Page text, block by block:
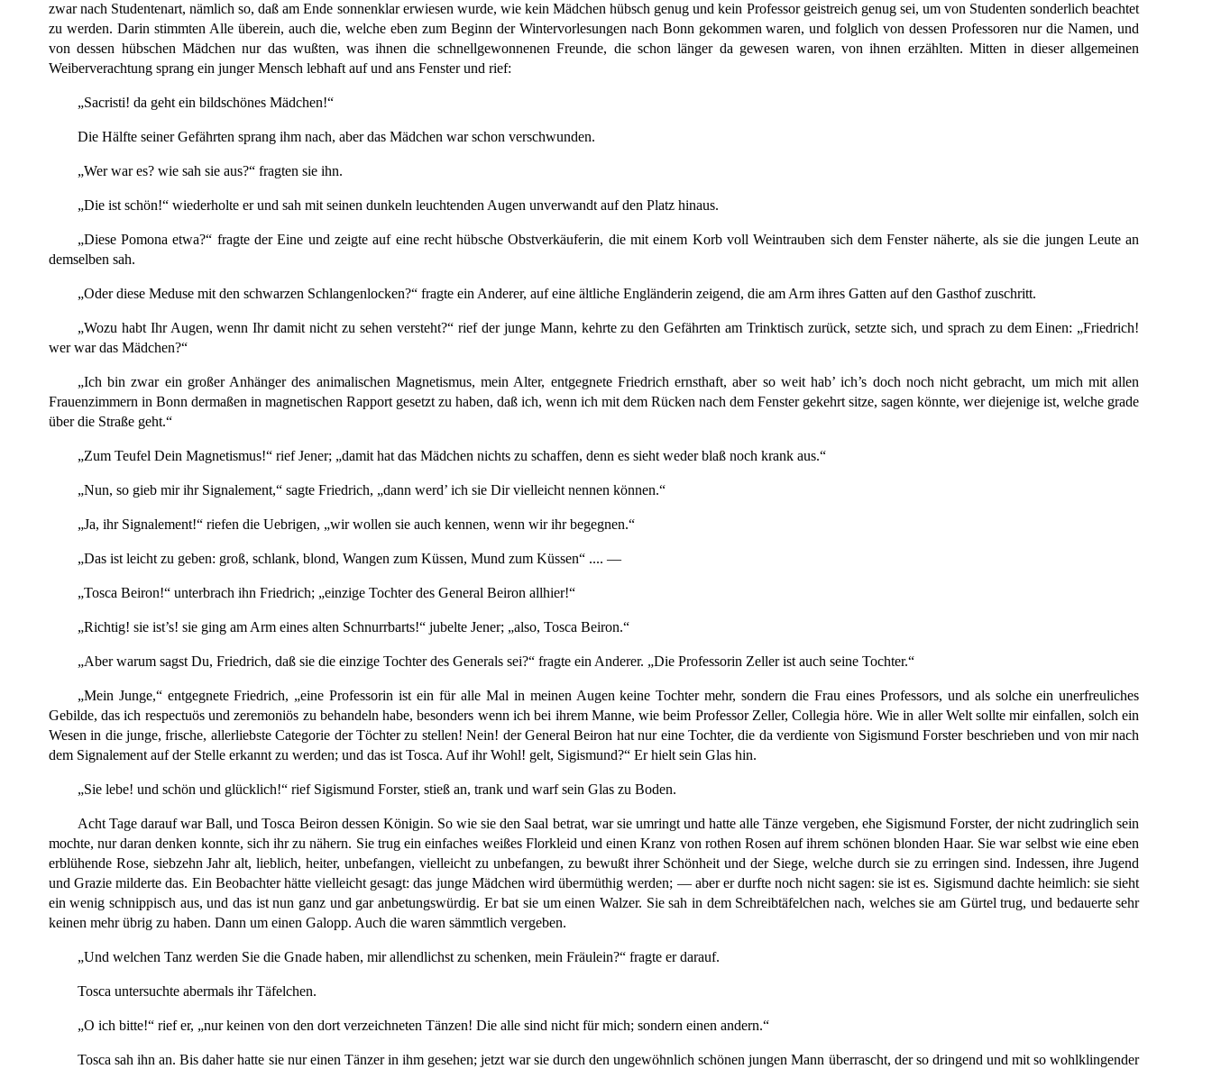
zwar nach Studentenart, nämlich so, daß am Ende sonnenklar erwiesen wurde, wie kein Mädchen hübsch genug und kein Professor geistreich genug sei, um von Studenten sonderlich beachtet
zu werden. Darin stimmten Alle überein, auch die, welche eben zum Beginn der Wintervorlesungen nach Bonn gekommen waren, und folglich von dessen Professoren nur die Namen, und
von dessen hübschen Mädchen nur das wußten, was ihnen die schnellgewonnenen Freunde, die schon länger da gewesen waren, von ihnen erzählten. Mitten in dieser allgemeinen
Weiberverachtung sprang ein junger Mensch lebhaft auf und ans Fenster und rief:
„Sacristi! da geht ein bildschönes Mädchen!“
Die Hälfte seiner Gefährten sprang ihm nach, aber das Mädchen war schon verschwunden.
„Wer war es? wie sah sie aus?“ fragten sie ihn.
„Die ist schön!“ wiederholte er und sah mit seinen dunkeln leuchtenden Augen unverwandt auf den Platz hinaus.
„Diese Pomona etwa?“ fragte der Eine und zeigte auf eine recht hübsche Obstverkäuferin, die mit einem Korb voll Weintrauben sich dem Fenster näherte, als sie die jungen Leute an
demselben sah.
„Oder diese Meduse mit den schwarzen Schlangenlocken?“ fragte ein Anderer, auf eine ältliche Engländerin zeigend, die am Arm ihres Gatten auf den Gasthof zuschritt.
„Wozu habt Ihr Augen, wenn Ihr damit nicht zu sehen versteht?“ rief der junge Mann, kehrte zu den Gefährten am Trinktisch zurück, setzte sich, und sprach zu dem Einen: „Friedrich!
wer war das Mädchen?“
„Ich bin zwar ein großer Anhänger des animalischen Magnetismus, mein Alter, entgegnete Friedrich ernsthaft, aber so weit hab’ ich’s doch nochnicht gebracht, um mich mit allen
Frauenzimmern in Bonn dermaßen in magnetischen Rapport gesetzt zu haben, daß ich, wenn ich mit dem Rücken nach dem Fenster gekehrt sitze, sagen könnte, wer diejenige ist, welche grade
über die Straße geht.“
„Zum Teufel Dein Magnetismus!“ rief Jener; „damit hat das Mädchen nichts zu schaffen, denn es sieht weder blaß noch krank aus.“
„Nun, so gieb mir ihr Signalement,“ sagte Friedrich, „dann werd’ ich sie Dir vielleicht nennen können.“
„Ja, ihr Signalement!“ riefen die Uebrigen, „wir wollen sie auch kennen, wenn wir ihr begegnen.“
„Das ist leicht zu geben: groß, schlank, blond, Wangen zum Küssen, Mund zum Küssen“ .... —
„Tosca Beiron!“ unterbrach ihn Friedrich; „einzige Tochter des General Beiron allhier!“
„Richtig! sie ist’s! sie ging am Arm eines alten Schnurrbarts!“ jubelte Jener; „also, Tosca Beiron.“
„Aber warum sagst Du, Friedrich, daß sie die einzige Tochter des Generals sei?“ fragte ein Anderer. „Die Professorin Zeller ist auch seine Tochter.“
„Mein Junge,“ entgegnete Friedrich, „eineProfessorin ist ein für alle Mal in meinen Augen keine Tochter mehr, sondern die Frau eines Professors, und als solche ein unerfreuliches
Gebilde, das ich respectuös und zeremoniös zu behandeln habe, besonders wenn ich bei ihrem Manne, wie beim Professor Zeller, Collegia höre. Wie in aller Welt sollte mir einfallen, solch ein
Wesen in die junge, frische, allerliebste Categorie der Töchter zu stellen! Nein! der General Beiron hat nur eine Tochter, die da verdiente von Sigismund Forster beschrieben und von mir nach
dem Signalement auf der Stelle erkannt zu werden; und das ist Tosca. Auf ihr Wohl! gelt, Sigismund?“ Er hielt sein Glas hin.
„Sie lebe! und schön und glücklich!“ rief Sigismund Forster, stieß an, trank und warf sein Glas zu Boden.
Acht Tage darauf war Ball, und Tosca Beiron dessen Königin. So wie sie den Saal betrat, war sie umringt und hatte alle Tänze vergeben, ehe Sigismund Forster, der nicht zudringlich sein
mochte, nur daran denken konnte, sich ihr zu nähern. Sie trug ein einfaches weißes Florkleid und einen Kranz von rothen Rosen auf ihrem schönen blonden Haar. Sie war selbst wie eine eben
erblühende Rose, siebzehn Jahr alt, lieblich, heiter, unbefangen,vielleicht zu unbefangen, zu bewußt ihrer Schönheit und der Siege, welche durch sie zu erringen sind. Indessen, ihre Jugend
und Grazie milderte das. Ein Beobachter hätte vielleicht gesagt: das junge Mädchen wird übermüthig werden; — aber er durfte noch nicht sagen: sie ist es. Sigismund dachte heimlich: sie sieht
ein wenig schnippisch aus, und das ist nun ganz und gar anbetungswürdig. Er bat sie um einen Walzer. Sie sah in dem Schreibtäfelchen nach, welches sie am Gürtel trug, und bedauerte sehr
keinen mehr übrig zu haben. Dann um einen Galopp. Auch die waren sämmtlich vergeben.
„Und welchen Tanz werden Sie die Gnade haben, mir allendlichst zu schenken, mein Fräulein?“ fragte er darauf.
Tosca untersuchte abermals ihr Täfelchen.
„O ich bitte!“ rief er, „nur keinen von den dort verzeichneten Tänzen! Die alle sind nicht für mich; sondern einen andern.“
Tosca sah ihn an. Bis daher hatte sie nur einen Tänzer in ihm gesehen; jetzt war sie durch den ungewöhnlich schönen jungen Mann überrascht, der so dringend und mit so wohlklingender